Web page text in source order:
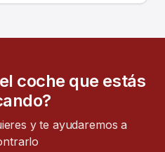
coche que estás
y te ayudaremos a